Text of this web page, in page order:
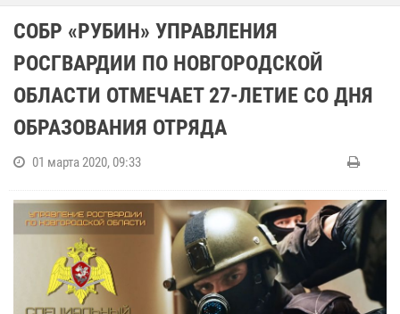
СОБР «РУБИН» УПРАВЛЕНИЯ
РОСГВАРДИИ ПО НОВГОРОДСКОЙ
ОБЛАСТИ ОТМЕЧАЕТ 27-ЛЕТИЕ СО ДНЯ
ОБРАЗОВАНИЯ ОТРЯДА
01 марта 2020, 09:33